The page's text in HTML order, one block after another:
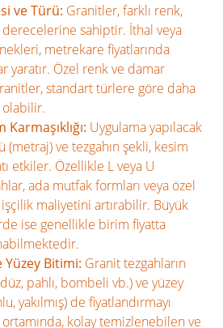
ve Türü: Granitler, farklı renk,
sahiptir. İthal veya
metrekare fiyatlarında
yaratır. Özel renk ve damar
standart türlere göre daha
Uygulama yapılacak
(metraj) ve tezgahın şekli, kesim
etkiler. Özellikle L veya U
ada mutfak formları veya özel
maliyetini artırabilir. Büyük
ise genellikle birim fiyatta
Yüzey Bitimi: Granit tezgahların
pahlı, bombeli vb.) ve yüzey
yakılmış) de fiyatlandırmayı
kolay temizlenebilen ve